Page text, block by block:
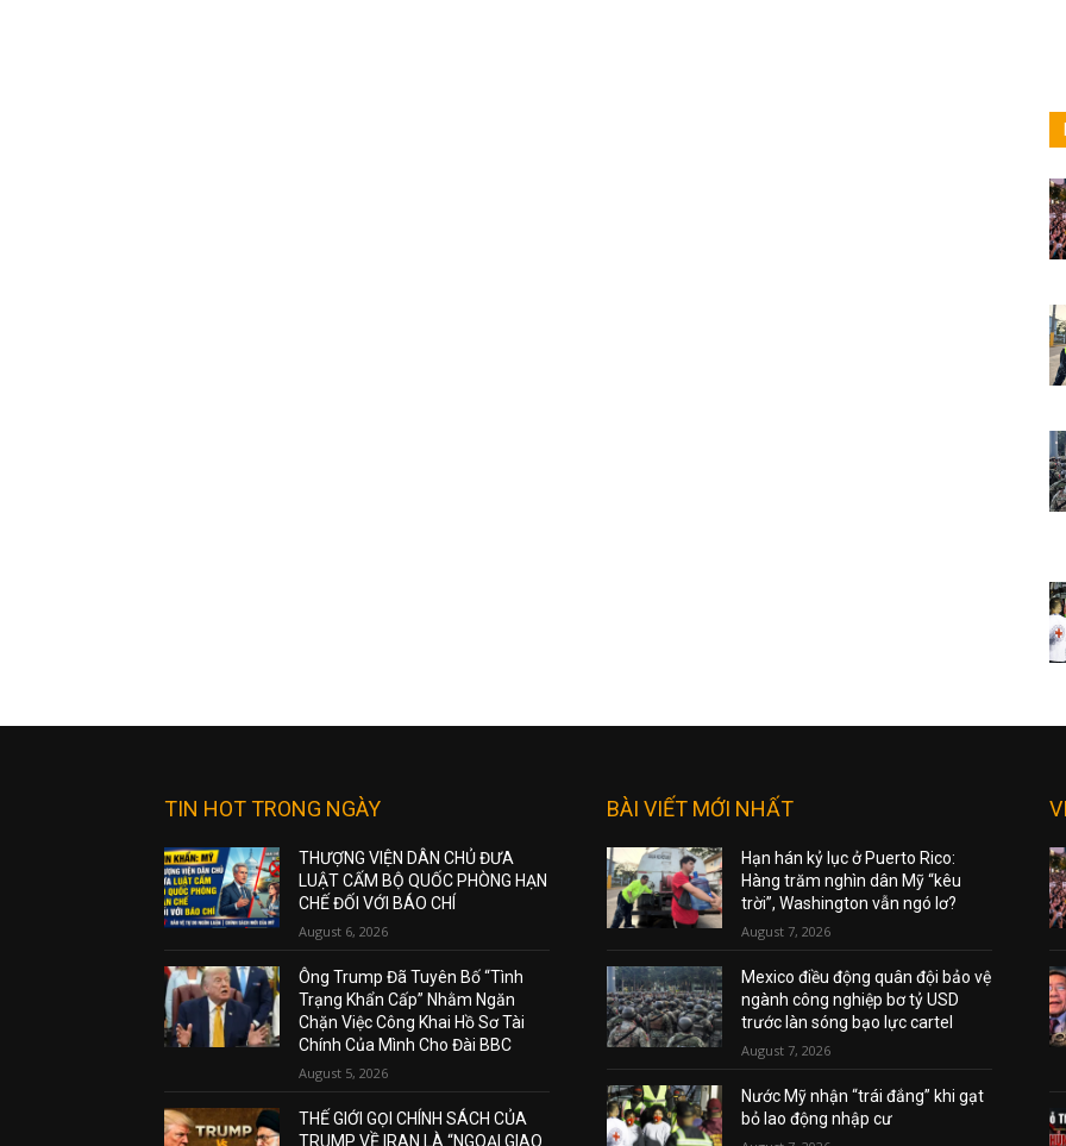
TIN HOT TRONG NGÀY
THƯỢNG VIỆN DÂN CHỦ ĐƯA
LUẬT CẤM BỘ QUỐC PHÒNG HẠN
CHẾ ĐỐI VỚI BÁO CHÍ
August 6, 2026
Ông Trump Đã Tuyên Bố “Tình
Trạng Khẩn Cấp” Nhằm Ngăn
Chặn Việc Công Khai Hồ Sơ Tài
Chính Của Mình Cho Đài BBC
August 5, 2026
THẾ GIỚI GỌI CHÍNH SÁCH CỦA
TRUMP VỀ IRAN LÀ “NGOẠI GIAO
BÀI VIẾT MỚI NHẤT
Hạn hán kỷ lục ở Puerto Rico:
Hàng trăm nghìn dân Mỹ “kêu
trời”, Washington vẫn ngó lơ?
August 7, 2026
Mexico điều động quân đội bảo vệ
ngành công nghiệp bơ tỷ USD
trước làn sóng bạo lực cartel
August 7, 2026
Nước Mỹ nhận “trái đắng” khi gạt
bỏ lao động nhập cư